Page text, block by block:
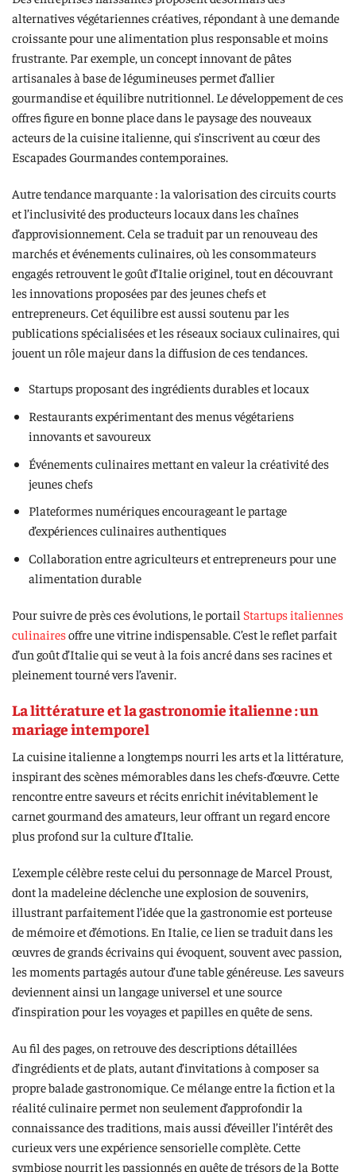
alternatives végétariennes créatives, répondant à une demande
croissante pour une alimentation plus responsable et moins
frustrante. Par exemple, un concept innovant de pâtes
artisanales à base de légumineuses permet d’allier
gourmandise et équilibre nutritionnel. Le développement de ces
offres figure en bonne place dans le paysage des nouveaux
acteurs de la cuisine italienne, qui s’inscrivent au cœur des
Escapades Gourmandes contemporaines.
Autre tendance marquante : la valorisation des circuits courts
et l’inclusivité des producteurs locaux dans les chaînes
d’approvisionnement. Cela se traduit par un renouveau des
marchés et événements culinaires, où les consommateurs
engagés retrouvent le goût d’Italie originel, tout en découvrant
les innovations proposées par des jeunes chefs et
entrepreneurs. Cet équilibre est aussi soutenu par les
publications spécialisées et les réseaux sociaux culinaires, qui
jouent un rôle majeur dans la diffusion de ces tendances.
Startups proposant des ingrédients durables et locaux
Restaurants expérimentant des menus végétariens
innovants et savoureux
Événements culinaires mettant en valeur la créativité des
jeunes chefs
Plateformes numériques encourageant le partage
d’expériences culinaires authentiques
Collaboration entre agriculteurs et entrepreneurs pour une
alimentation durable
Pour suivre de près ces évolutions, le portail Startups italiennes
culinairesoffre une vitrine indispensable. C’est le reflet parfait
d’un goût d’Italie qui se veut à la fois ancré dans ses racines et
pleinement tourné vers l’avenir.
La littérature et la gastronomie italienne : un
mariage intemporel
La cuisine italienne a longtemps nourri les arts et la littérature,
inspirant des scènes mémorables dans les chefs-d’œuvre. Cette
rencontre entre saveurs et récits enrichit inévitablement le
carnet gourmand des amateurs, leur offrant un regard encore
plus profond sur la culture d’Italie.
L’exemple célèbre reste celui du personnage de Marcel Proust,
dont la madeleine déclenche une explosion de souvenirs,
illustrant parfaitement l’idée que la gastronomie est porteuse
de mémoire et d’émotions. En Italie, ce lien se traduit dans les
œuvres de grands écrivains qui évoquent, souvent avec passion,
les moments partagés autour d’une table généreuse. Les saveurs
deviennent ainsi un langage universel et une source
d’inspiration pour les voyages et papilles en quête de sens.
Au fil des pages, on retrouve des descriptions détaillées
d’ingrédients et de plats, autant d’invitations à composer sa
propre balade gastronomique. Ce mélange entre la fiction et la
réalité culinaire permet non seulement d’approfondir la
connaissance des traditions, mais aussi d’éveiller l’intérêt des
curieux vers une expérience sensorielle complète. Cette
symbiose nourrit les passionnés en quête de trésors de la Botte